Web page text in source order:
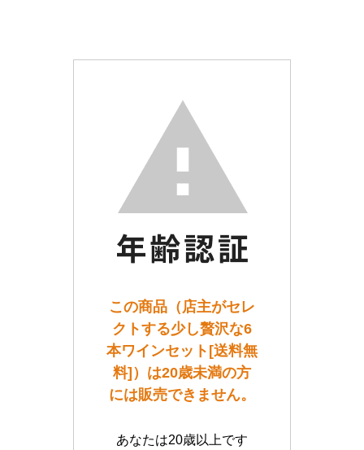
この商品（店主がセレ
クトする少し贅沢な6
本ワインセット[送料無
料]）は20歳未満の方
には販売できません。
あなたは20歳以上です